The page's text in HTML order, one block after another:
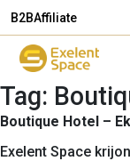
B2BAffiliate
Tag:
Boutique Hotel –
Exelent Space krijon